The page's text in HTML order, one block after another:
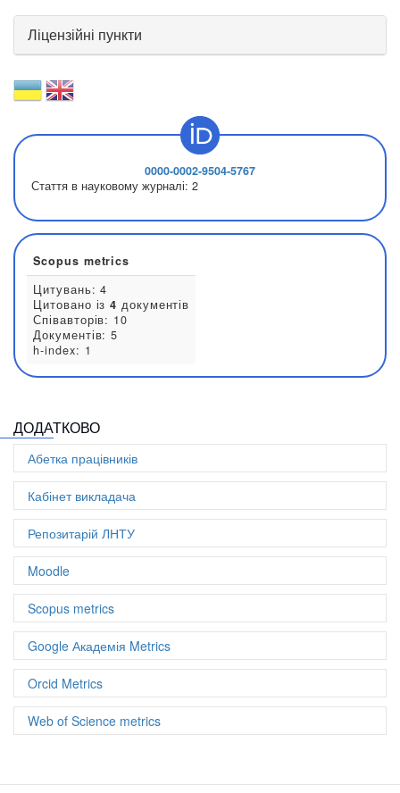
Ліцензійні пункти
0000-0002-9504-5767
Стаття в науковому журналі:
Scopus metrics
Цитовано із
Співавторів: 10
Документів: 5
h-index: 1
ДОДАТКОВО
Абетка працівників
Кабінет викладача
Репозитарій ЛНТУ
Moodle
Scopus metrics
Google Академія Metrics
Orcid Metrics
Web of Science metrics